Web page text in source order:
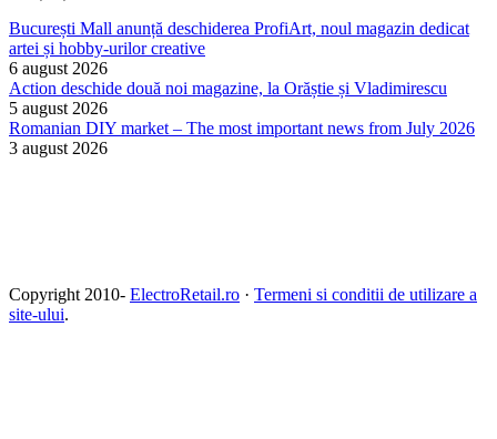
București Mall anunță deschiderea ProfiArt, noul magazin dedicat
artei și hobby-urilor creative
6 august 2026
Action deschide două noi magazine, la Orăștie și Vladimirescu
5 august 2026
Romanian DIY market – The most important news from July 2026
3 august 2026
Copyright 2010- ElectroRetail.ro · Termeni si conditii de utilizare a
site-ului.